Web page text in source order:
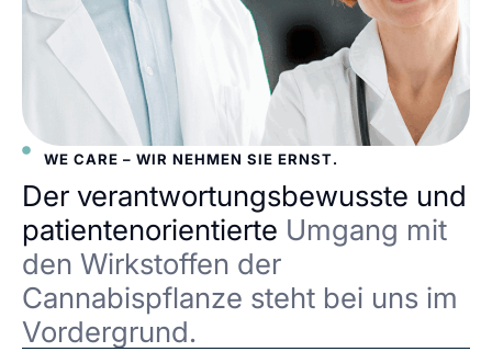
WE CARE – WIR NEHMEN SIE ERNST.
Der verantwortungsbewusste und
patientenorientierte Umgang mit
den Wirkstoffen der
Cannabispflanze steht bei uns im
Vordergrund.